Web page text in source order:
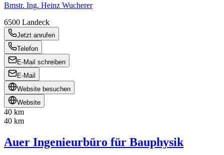
Bmstr. Ing. Heinz Wucherer
6500 Landeck
Jetzt anrufen
Telefon
E-Mail schreiben
E-Mail
Website besuchen
Website
40 km
40 km
Auer Ingenieurbüro für Bauphysik